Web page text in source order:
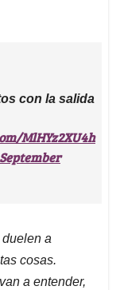
con la salida
MlHYz2XU4h
September
duelen a
cosas.
a entender,